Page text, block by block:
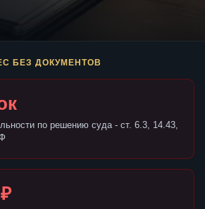
БЕЗ ДОКУМЕНТОВ
по решению суда - ст. 6.3, 14.43,